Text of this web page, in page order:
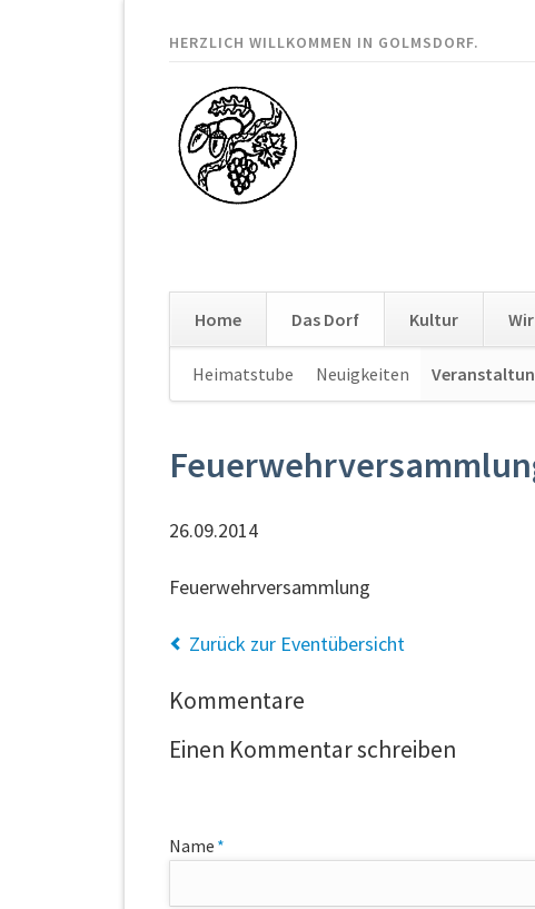
HERZLICH WILLKOMMEN IN GOLMSDORF.
Home Das Dorf Kultur
Heimatstube Neuigkeiten
26.09.2014
Feuerwehrversammlung
Zurück zur Eventübersicht
Kommentare
Einen Kommentar schreiben
Pflichtfeld
Name *